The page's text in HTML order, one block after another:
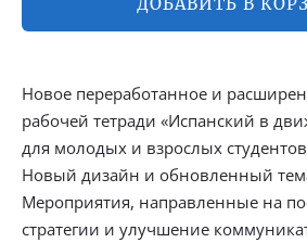
Новое переработанное и
рабочей тетради «Испанский в
для молодых и взрослых студентов
Новый дизайн и обновленный
Мероприятия, направленные на
стратегии и улучшение